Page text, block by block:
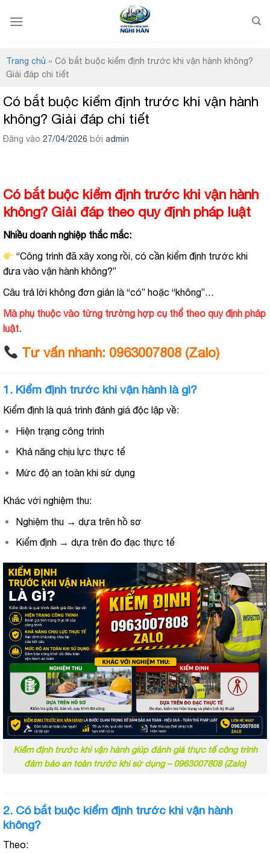
qua
Trang chủ » Có bắt buộc kiểm định trước khi vận hành không?
Giải đáp chi tiết
Có bắt buộc kiểm định trước khi vận hành
không? Giải đáp chi tiết
Đăng vào 27/04/2026 bởi admin
Có bắt buộc kiểm định trước khi vận hành
không? Giải đáp theo quy định pháp luật
Nhiều doanh nghiệp thắc mắc:
“Công trình đã xây xong rồi, có cần kiểm định trước khi
đưa vào vận hành không?”
Câu trả lời không đơn giản là “có” hoặc “không”…
Mà phụ thuộc vào từng trường hợp cụ thể theo quy định pháp
luật.
Tư vấn nhanh: 0963007808 (Zalo)
1. Kiểm định trước khi vận hành là gì?
Kiểm định là quá trình đánh giá độc lập về:
Hiện trạng công trình
Khả năng chịu lực thực tế
Mức độ an toàn khi sử dụng
Khác với nghiệm thu:
Nghiệm thu → dựa trên hồ sơ
Kiểm định → dựa trên đo đạc thực tế
Kiểm định trước khi vận hành giúp đánh giá thực tế công trình
đảm bảo an toàn trước khi sử dụng – 0963007808 (Zalo)
2. Có bắt buộc kiểm định trước khi vận hành
không?
Theo: